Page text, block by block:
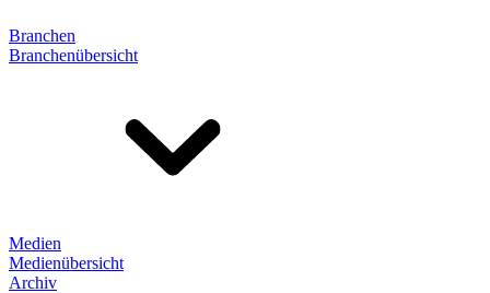
Branchen
Branchenübersicht
Medien
Medienübersicht
Archiv